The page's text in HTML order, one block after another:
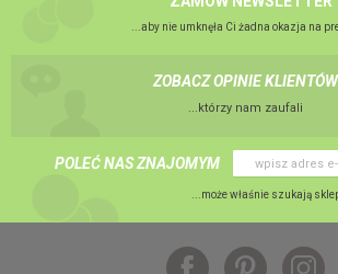
...aby nie umknęła Ci żadna okazja na
ZOBACZ OPINIE KLIENTÓW
...którzy nam zaufali
POLEĆ NAS ZNAJOMYM
...może właśnie szukają